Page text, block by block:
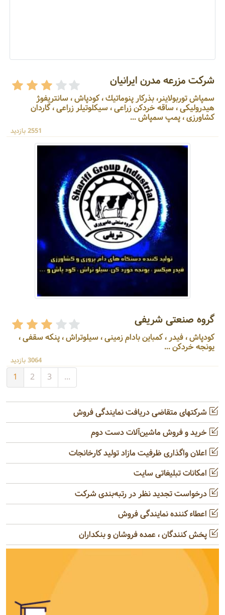
شرکت مزرعه مدرن ایرانیان
سمپاش توربولاينر، بذركار پنوماتيك ، كودپاش ، سانتريفو‍ژ
هيدروليكی ، ساقه خردكن زراعی ، سيكلوتيلر زراعی ، گاردان
کشاورزی ، پمپ سمپاش ...
2551 بازدید
گروه صنعتی شریفی
کودپاش ، فیدر ، کمباین بادام زمینی ، سیلوتراش ، پنکه سقفی ،
یونجه خردکن ...
3064 بازدید
1 2 3 ...
شرکتهای متقاضی دریافت نمایندگی فروش
خرید و فروش ماشین‌آلات دست دوم
اعلان واگذاری ظرفیت مازاد تولید کارخانجات
امکانات تبلیغاتی سایت
درخواست تجدید نظر در رتبه‌بندی شرکت
اعطاء کننده نمایندگی فروش
پخش کنندگان ، عمده فروشان و بنکداران